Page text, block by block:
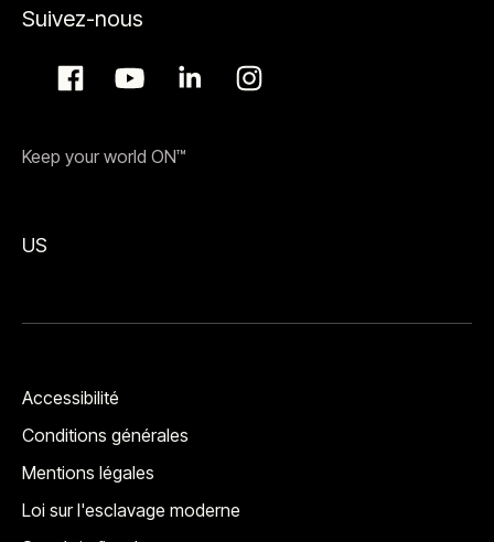
Suivez-nous
Keep your world ON™
US
Accessibilité
Conditions générales
Mentions légales
Loi sur l'esclavage moderne